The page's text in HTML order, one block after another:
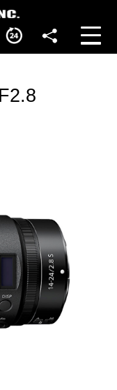
BUSINESS HOURS
FOLLOW US